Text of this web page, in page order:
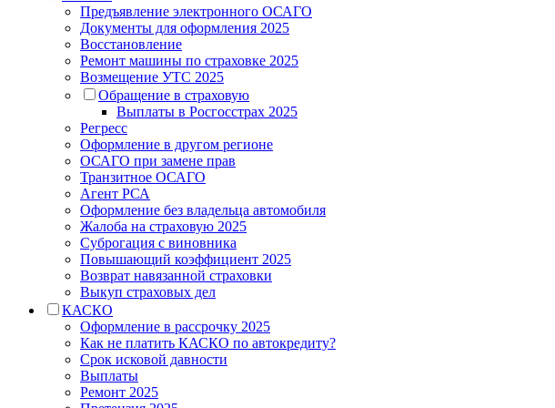
Предъявление электронного ОСАГО
Документы для оформления 2025
Восстановление
Ремонт машины по страховке 2025
Возмещение УТС 2025
Обращение в страховую
Выплаты в Росгосстрах 2025
Регресс
Оформление в другом регионе
ОСАГО при замене прав
Транзитное ОСАГО
Агент РСА
Оформление без владельца автомобиля
Жалоба на страховую 2025
Суброгация с виновника
Повышающий коэффициент 2025
Возврат навязанной страховки
Выкуп страховых дел
КАСКО
Оформление в рассрочку 2025
Как не платить КАСКО по автокредиту?
Срок исковой давности
Выплаты
Ремонт 2025